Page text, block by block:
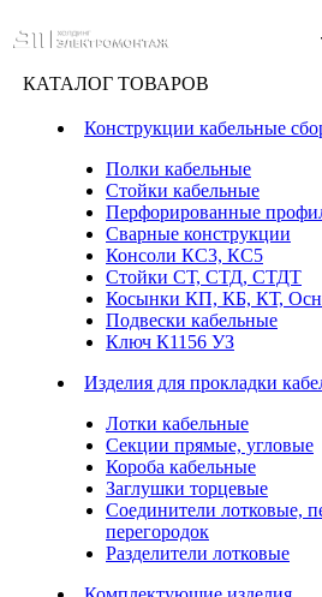
КАТАЛОГ ТОВАРОВ
Конструкции кабельные
Полки кабельные
Стойки кабельные
Перфорированные
Сварные конструкции
Консоли КС3, КС5
Стойки СТ, СТД, СТДТ
Косынки КП, КБ, КТ,
Подвески кабельные
Ключ К1156 УЗ
Изделия для прокладки
Лотки кабельные
Секции прямые, угловые
Короба кабельные
Заглушки торцевые
Соединители лотковые,
перегородок
Разделители лотковые